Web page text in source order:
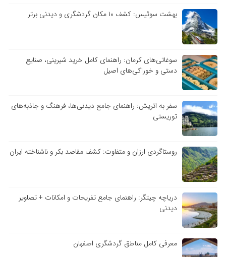
بهشت سوئیس: کشف ۱۰ مکان گردشگری و دیدنی برتر
سوغاتی‌های کرمان: راهنمای کامل خرید شیرینی، صنایع
دستی و خوراکی‌های اصیل
سفر به اتریش: راهنمای جامع دیدنی‌ها، فرهنگ و جاذبه‌های
توریستی
روستاگردی ارزان و متفاوت: کشف مقاصد بکر و ناشناخته ایران
دریاچه چیتگر: راهنمای جامع تفریحات و امکانات + تصاویر
دیدنی
معرفی کامل مناطق گردشگری اصفهان